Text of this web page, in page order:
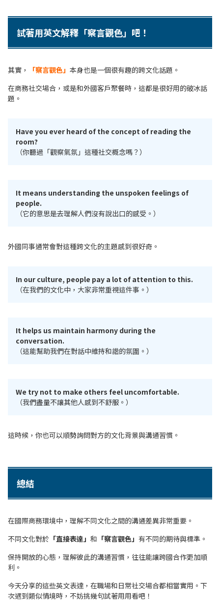
試著用英文解釋「察言觀色」吧！
其實， 「察言觀色」 本身也是一個很有趣的跨文化話題。
在商務社交場合，或是和外國客戶聚餐時，這都是很好用的破冰話
題。
Have you ever heard of the concept of reading the
room?
（你聽過「觀察氣氛」這種社交概念嗎？）
It means understanding the unspoken feelings of
people.
（它的意思是去理解人們沒有說出口的感受。）
外國同事通常會對這種跨文化的主題感到很好奇。
In our culture, people pay a lot of attention to this.
（在我們的文化中，大家非常重視這件事。）
It helps us maintain harmony during the
conversation.
（這能幫助我們在對話中維持和諧的氛圍。）
We try not to make others feel uncomfortable.
（我們盡量不讓其他人感到不舒服。）
這時候，你也可以順勢詢問對方的文化背景與溝通習慣。
總結
在國際商務環境中，理解不同文化之間的溝通差異非常重要。
不同文化對於 「直接表達」 和 「察言觀色」 有不同的期待與標準。
保持開放的心態，理解彼此的溝通習慣，往往能讓跨國合作更加順
利。
今天分享的這些英文表達，在職場和日常社交場合都相當實用。下
次遇到類似情境時，不妨挑幾句試著用用看吧！